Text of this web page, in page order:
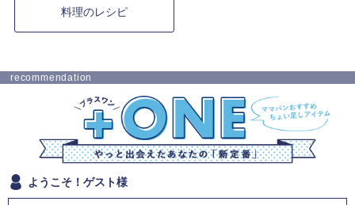
料理のレシピ
recommendation
ようこそ！ゲスト様